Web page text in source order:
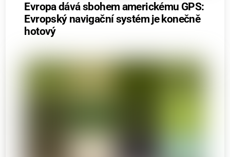
Evropa dává sbohem americkému GPS:
Evropský navigační systém je konečně
hotový